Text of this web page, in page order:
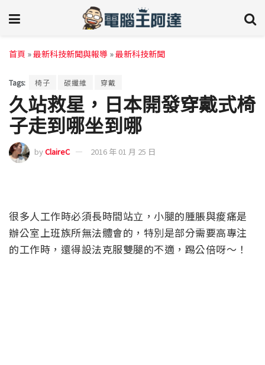
首頁 »最新科技新聞與報導 »最新科技新聞
Tags: 椅子 碳纖維 穿戴
久站救星，日本開發穿戴式椅
子走到哪坐到哪
byClaireC 2016 年 01 月 25 日
很多人工作時必須長時間站立，小腿的腫脹與痠痛是
辦公室上班族所無法體會的，特別是部分需要高專注
的工作時，還得設法克服雙腿的不適，踢公倍呀～！